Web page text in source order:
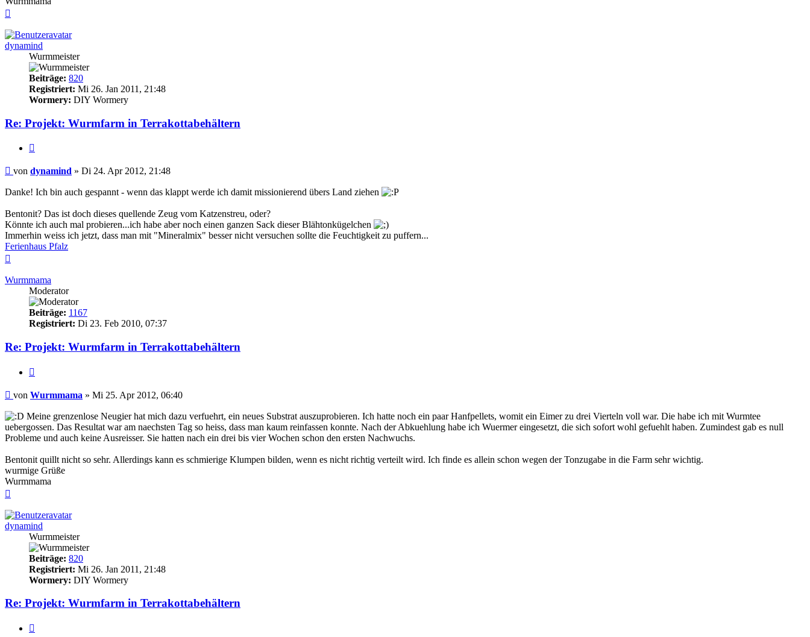
dynamind
Wurmmeister
Beiträge: 820
Registriert: Mi 26. Jan 2011, 21:48
Wormery: DIY Wormery
Re: Projekt: Wurmfarm in Terrakottabehältern
Beitrag
von dynamind » Di 24. Apr 2012, 21:48
Danke! Ich bin auch gespannt - wenn das klappt werde ich damit missionierend übers Land ziehen
Bentonit? Das ist doch dieses quellende Zeug vom Katzenstreu, oder?
Könnte ich auch mal probieren...ich habe aber noch einen ganzen Sack dieser Blähtonkügelchen
Immerhin weiss ich jetzt, dass man mit "Mineralmix" besser nicht versuchen sollte die Feuchtigkeit zu puffern...
Ferienhaus Pfalz
Wurmmama
Moderator
Beiträge: 1167
Registriert: Di 23. Feb 2010, 07:37
Re: Projekt: Wurmfarm in Terrakottabehältern
Beitrag
von Wurmmama » Mi 25. Apr 2012, 06:40
Meine grenzenlose Neugier hat mich dazu verfuehrt, ein neues Substrat auszuprobieren. Ich hatte noch ein paar Hanfpellets, womit ein Eimer zu drei Vierteln voll war. Die habe ich mit Wurmtee
uebergossen. Das Resultat war am naechsten Tag so heiss, dass man kaum reinfassen konnte. Nach der Abkuehlung habe ich Wuermer eingesetzt, die sich sofort wohl gefuehlt haben. Zumindest gab es null
Probleme und auch keine Ausreisser. Sie hatten nach ein drei bis vier Wochen schon den ersten Nachwuchs.
Bentonit quillt nicht so sehr. Allerdings kann es schmierige Klumpen bilden, wenn es nicht richtig verteilt wird. Ich finde es allein schon wegen der Tonzugabe in die Farm sehr wichtig.
wurmige Grüße
Wurmmama
dynamind
Wurmmeister
Beiträge: 820
Registriert: Mi 26. Jan 2011, 21:48
Wormery: DIY Wormery
Re: Projekt: Wurmfarm in Terrakottabehältern